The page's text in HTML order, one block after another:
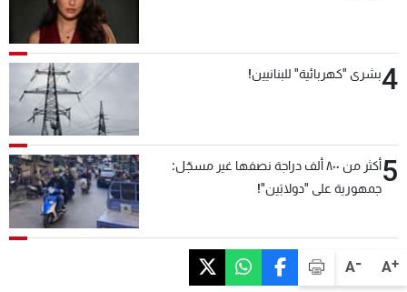
A+
A-
4بشرى "كهربائية" للبنانيين!
5
أكثر من ٨٠٠ ألف دراجة نصفها غير مسجّل:
جمهورية على "دولابَين"!